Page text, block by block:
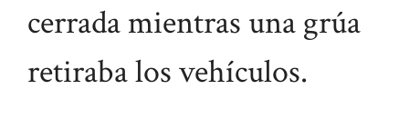
cerrada mientras una grúa
retiraba los vehículos.